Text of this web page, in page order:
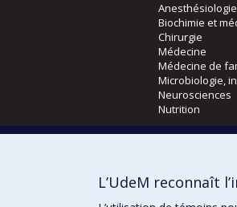
Biochimie et
Chirurgie
Médecine
Médecine de
Microbiologie,
Neurosciences
Nutrition
Orthophonie et
L’UdeM reconnaît